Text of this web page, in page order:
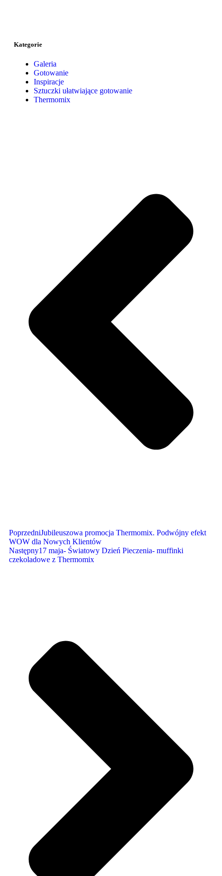
Kategorie
Galeria
Gotowanie
Inspiracje
Sztuczki ułatwiające gotowanie
Thermomix
PoprzedniJubileuszowa promocja Thermomix. Podwójny efekt
WOW dla Nowych Klientów
Następny17 maja- Światowy Dzień Pieczenia- muffinki
czekoladowe z Thermomix